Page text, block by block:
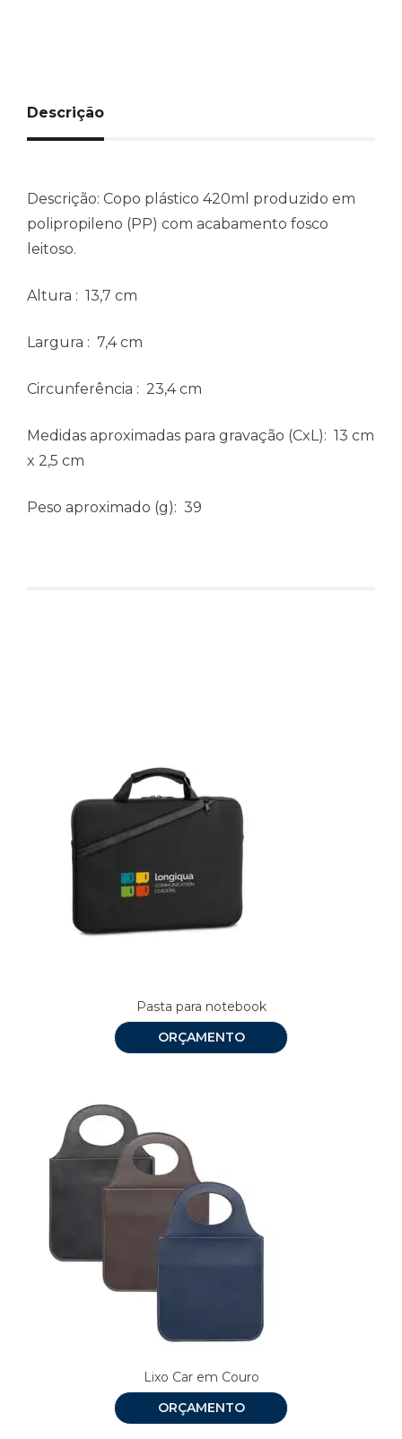
Descrição
Descrição: Copo plástico 420ml produzido em
polipropileno (PP) com acabamento fosco
leitoso.
Altura : 13,7 cm
Largura : 7,4 cm
Circunferência : 23,4 cm
Medidas aproximadas para gravação (CxL): 13 cm
x 2,5 cm
Peso aproximado (g): 39
Pasta para notebook
ORÇAMENTO
Lixo Car em Couro
ORÇAMENTO